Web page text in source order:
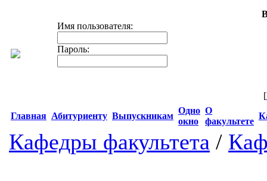
Имя пользователя:
Пароль:
[
Главная Абитуриенту Выпускникам
Одно
окно
О
факультете
Кафедры факультета /